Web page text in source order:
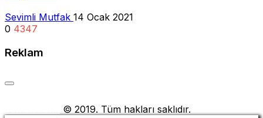
Sevimli Mutfak 14 Ocak 2021
0 4347
Reklam
© 2019. Tüm hakları saklıdır.